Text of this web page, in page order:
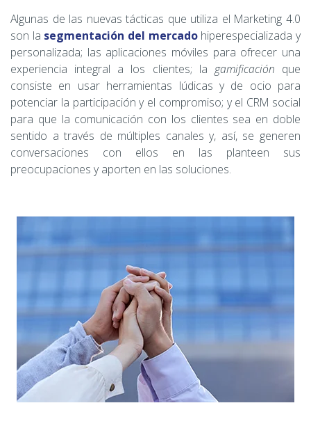
Algunas de las nuevas tácticas que utiliza el Marketing 4.0
son la segmentación del mercadohiperespecializada y
personalizada; las aplicaciones móviles para ofrecer una
experiencia integral a los clientes; lagamificación que
consiste en usar herramientas lúdicas y de ocio para
potenciar la participación y el compromiso; y el CRM social
para que la comunicación con los clientes sea en doble
sentido a través de múltiples canales y, así, se generen
conversaciones con ellos en las planteen sus
preocupaciones y aporten en las soluciones.